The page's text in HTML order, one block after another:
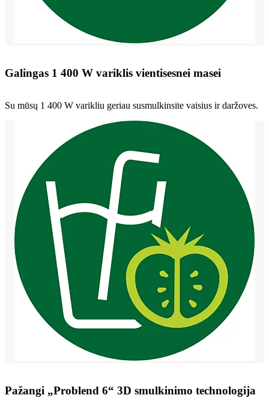
Galingas 1 400 W variklis vientisesnei masei
Su mūsų 1 400 W varikliu geriau susmulkinsite vaisius ir daržoves.
Pažangi „Problend 6“ 3D smulkinimo technologija